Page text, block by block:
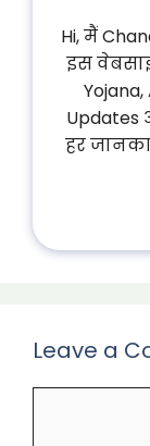
Hi, मैं
इस
Updates
हर
Leave a